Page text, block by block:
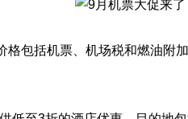
包括机票、机场税和燃油